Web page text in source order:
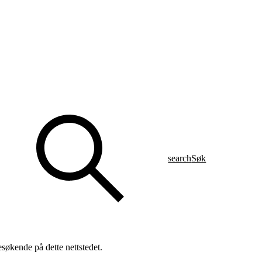
searchSøk
på dette nettstedet.